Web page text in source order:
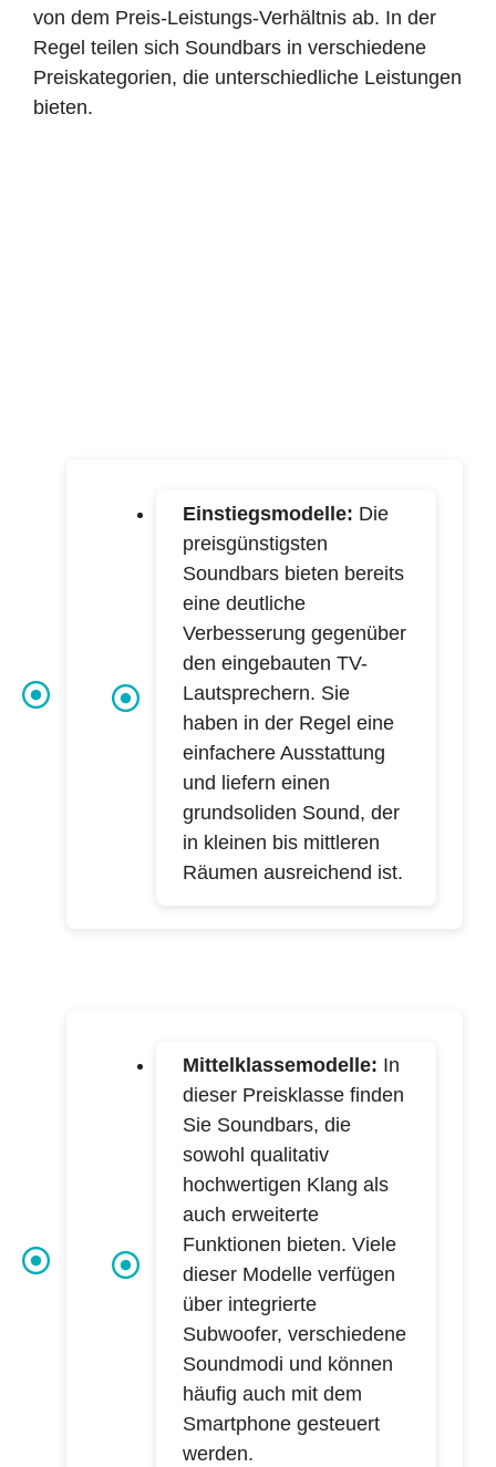
von dem Preis-Leistungs-Verhältnis ab. In der
Regel teilen sich Soundbars in verschiedene
Preiskategorien, die unterschiedliche Leistungen
bieten.
Einstiegsmodelle: Die
preisgünstigsten
Soundbars bieten bereits
eine deutliche
Verbesserung gegenüber
den eingebauten TV-
Lautsprechern. Sie
haben in der Regel eine
einfachere Ausstattung
und liefern einen
grundsoliden Sound, der
in kleinen bis mittleren
Räumen ausreichend ist.
Mittelklassemodelle: In
dieser Preisklasse finden
Sie Soundbars, die
sowohl qualitativ
hochwertigen Klang als
auch erweiterte
Funktionen bieten. Viele
dieser Modelle verfügen
über integrierte
Subwoofer, verschiedene
Soundmodi und können
häufig auch mit dem
Smartphone gesteuert
werden.